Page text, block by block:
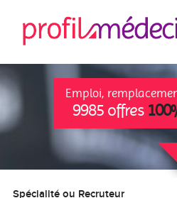
Emploi,
9985 offres
Spécialité ou Recruteur